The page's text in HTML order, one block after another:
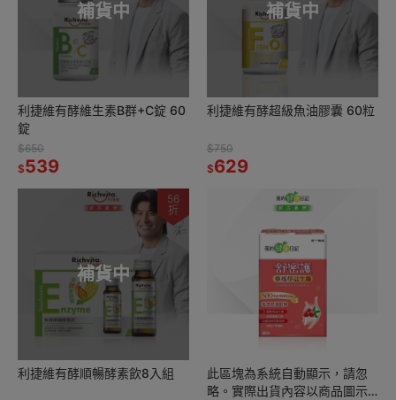
補貨中
利捷維有酵維生素B群+C錠 60
錠
$650
$539
補貨中
利捷維有酵超級魚油膠囊 60粒
$750
$629
補貨中
56
折
利捷維有酵順暢酵素飲8入組
此區塊為系統自動顯示，請忽
略。實際出貨內容以商品圖示